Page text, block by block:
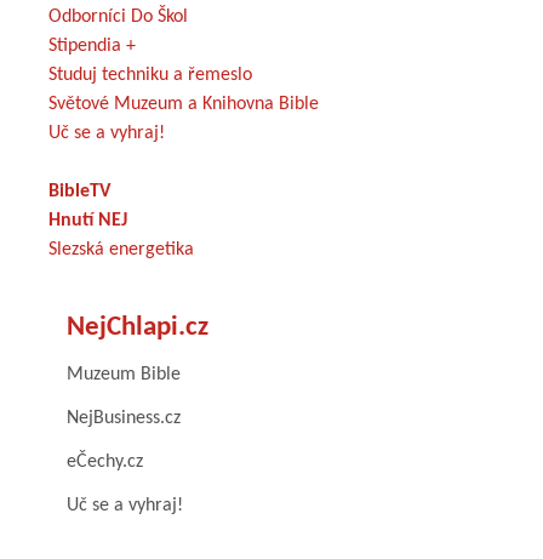
Odborníci Do Škol
Stipendia +
Studuj techniku a řemeslo
Světové Muzeum a Knihovna Bible
Uč se a vyhraj!
BibleTV
Hnutí NEJ
Slezská energetika
NejChlapi.cz
Muzeum Bible
NejBusiness.cz
eČechy.cz
Uč se a vyhraj!